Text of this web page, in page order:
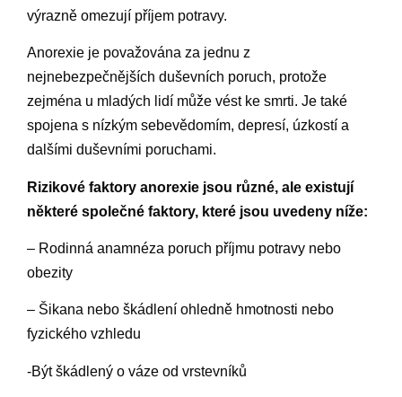
výrazně omezují příjem potravy.
Anorexie je považována za jednu z
nejnebezpečnějších duševních poruch, protože
zejména u mladých lidí může vést ke smrti. Je také
spojena s nízkým sebevědomím, depresí, úzkostí a
dalšími duševními poruchami.
Rizikové faktory anorexie jsou různé, ale existují
některé společné faktory, které jsou uvedeny níže:
– Rodinná anamnéza poruch příjmu potravy nebo
obezity
– Šikana nebo škádlení ohledně hmotnosti nebo
fyzického vzhledu
-Být škádlený o váze od vrstevníků